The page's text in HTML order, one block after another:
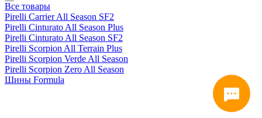
Все товары
Pirelli Carrier All Season SF2
Pirelli Cinturato All Season Plus
Pirelli Cinturato All Season SF2
Pirelli Scorpion All Terrain Plus
Pirelli Scorpion Verde All Season
Pirelli Scorpion Zero All Season
Шины Formula